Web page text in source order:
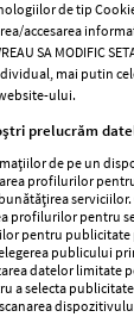
hotărâre
un
de tip
accesarea
SA MODIFIC
mai putin
ului.
prelucrăm
de pe un
profilurilor
profilurilor pentru
pentru publicitate
publicului
datelor limitate
a selecta